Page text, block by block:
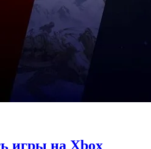
игры на Xbox